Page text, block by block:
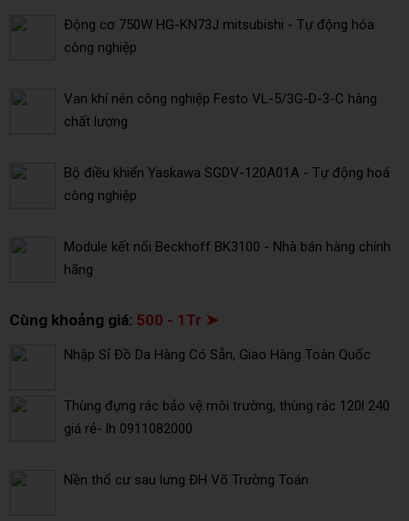
Động cơ 750W HG-KN73J mitsubishi - Tự động hóa
công nghiệp
Van khí nén công nghiệp Festo VL-5/3G-D-3-C hàng
chất lượng
Bộ điều khiển Yaskawa SGDV-120A01A - Tự động hoá
công nghiệp
Module kết nối Beckhoff BK3100 - Nhà bán hàng chính
hãng
Cùng khoảng giá: 500 - 1Tr ➤
Nhập Sỉ Đồ Da Hàng Có Sẵn, Giao Hàng Toàn Quốc
Thùng đựng rác bảo vệ môi trường, thùng rác 120l 240
giá rẻ- lh 0911082000
Nền thổ cư sau lưng ĐH Võ Trường Toán